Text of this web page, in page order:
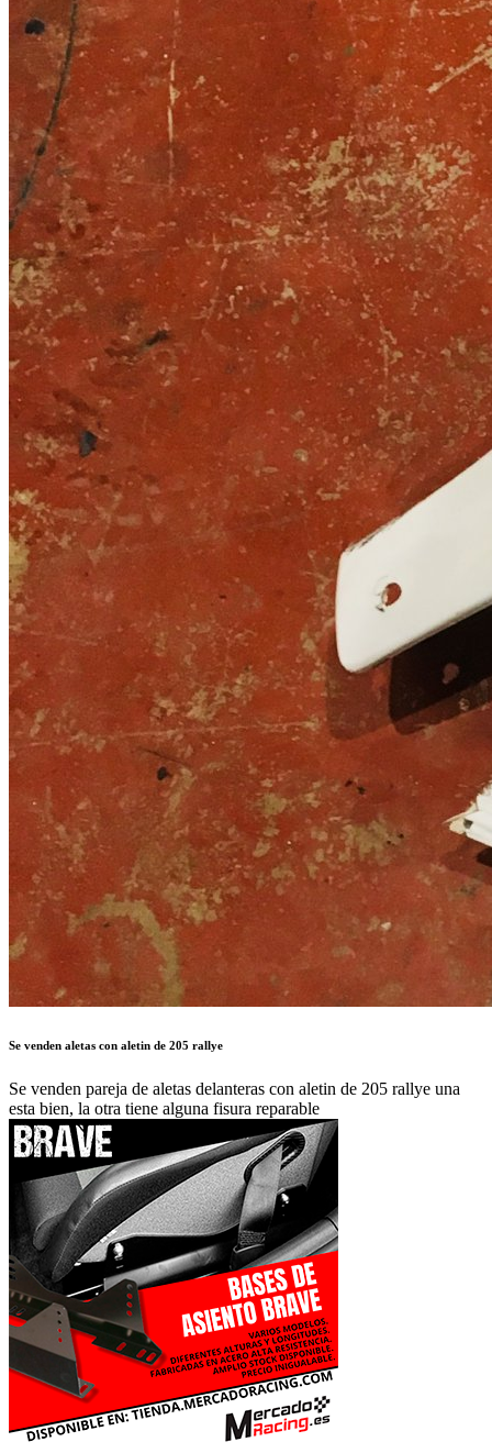
Se venden aletas con aletin de 205 rallye
Se venden pareja de aletas delanteras con aletin de 205 rallye una
esta bien, la otra tiene alguna fisura reparable